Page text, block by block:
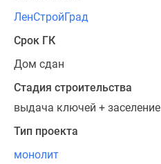
ЛенСтройГрад
Срок ГК
Дом сдан
Стадия строительства
выдача ключей + заселение
Тип проекта
монолит